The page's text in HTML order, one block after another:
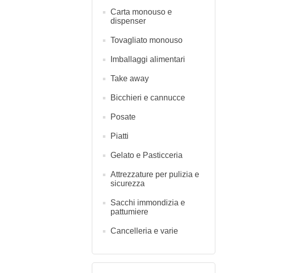
Carta monouso e
dispenser
Tovagliato monouso
Imballaggi alimentari
Take away
Bicchieri e cannucce
Posate
Piatti
Gelato e Pasticceria
Attrezzature per pulizia e
sicurezza
Sacchi immondizia e
pattumiere
Cancelleria e varie